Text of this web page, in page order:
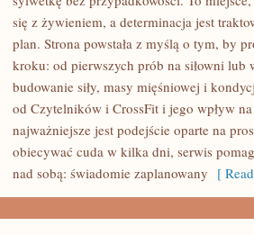
PSYCHOLOGIA
SPORTOWA
się z żywieniem, a determinacja jest
plan. Strona powstała z myślą o tym, by
kroku: od pierwszych prób na siłowni lub
budowanie siły, masy mięśniowej i
od Czytelników i CrossFit i jego wpływ
najważniejsze jest podejście oparte na
obiecywać cuda w kilka dni, serwis
nad sobą: świadomie zaplanowany [